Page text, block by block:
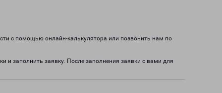
с помощью онлайн-калькулятора или позвонить нам по
и заполнить заявку. После заполнения заявки с вами для